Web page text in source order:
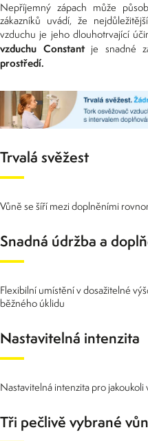
Nepříjemný zápach může
zákazníků uvádí, že
vzduchu je jeho dlouhotrvající
vzduchu Constant je snadné
prostředí.
Trvalá svěžest
Vůně se šíří mezi doplněními
Snadná údržba a
Flexibilní umístění v dosažitelné
běžného úklidu
Nastavitelná intenzita
Nastavitelná intenzita pro jakoukoli
Tři pečlivě vybrané